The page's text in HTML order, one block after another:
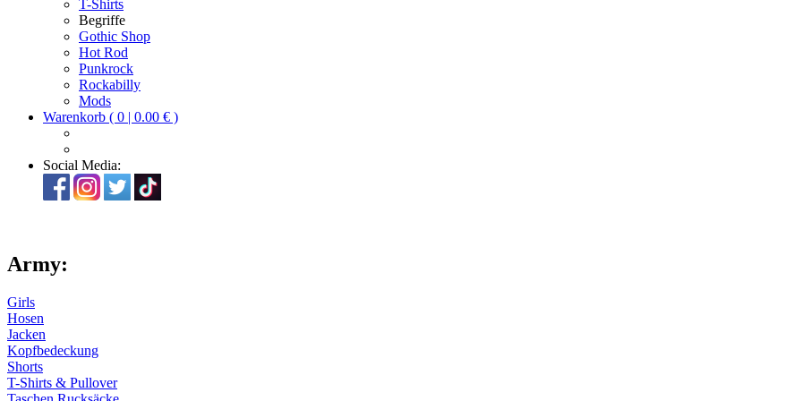
T-Shirts
Begriffe
Gothic Shop
Hot Rod
Punkrock
Rockabilly
Mods
Warenkorb ( 0 | 0.00 € )
Social Media:
Army:
Girls
Hosen
Jacken
Kopfbedeckung
Shorts
T-Shirts & Pullover